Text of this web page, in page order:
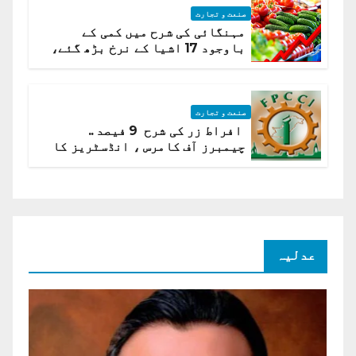
صنعت و تجارت
مہنگائی کی شرح میں کمی کے
باوجود 17 اشیا کے نرخ بڑھ گئے،
صنعت و تجارت
افراط زر کی شرح 9 فیصد ..
چیمبرز آف کامرس ، انڈسٹریز کا
عدلیہ